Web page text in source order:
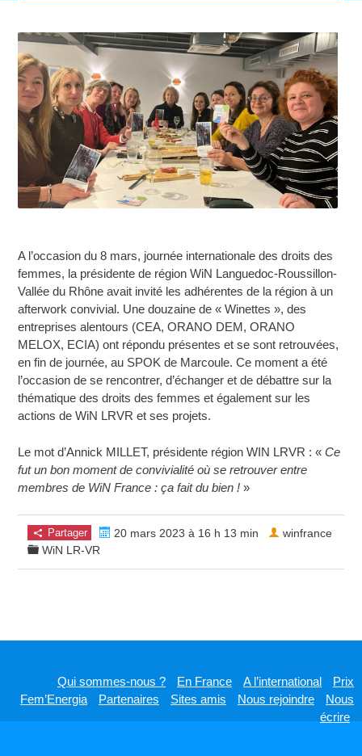
A l’occasion du 8 mars, journée internationale des droits des
femmes, la présidente de région WiN Languedoc-Roussillon-
Vallée du Rhône avait invité les adhérentes de la région à un
afterwork convivial. Une douzaine de « Winettes », des
entreprises alentours (CEA, ORANO DEM, ORANO
MELOX, ECIA) ont répondu présentes et se sont retrouvées,
en fin de journée, au SPOK de Marcoule. Ce moment a été
l’occasion de se rencontrer, d’échanger et de débattre sur la
thématique des droits des femmes et également sur les
actions de WiN LRVR et ses projets.
Le mot d’Annick MILLET, présidente région WIN LRVR : «Ce
fut un bon moment de convivialité où se retrouver entre
membres de WiN France : ça fait du bien ! »
Partager
20 mars 2023 à 16 h 13 min
WiN LR-VR
winfrance
Qui sommes-nous ? En France A l’international
Prix
Fem’Energia
Partenaires Sites amis Nous rejoindre
Nous
écrire